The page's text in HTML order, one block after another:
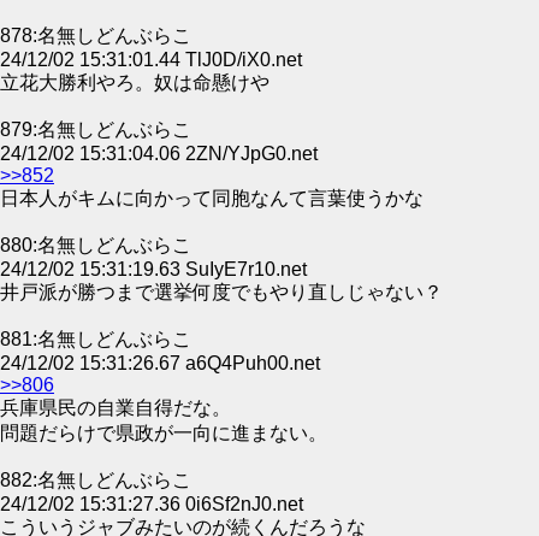
878:名無しどんぶらこ
24/12/02 15:31:01.44 TlJ0D/iX0.net
立花大勝利やろ。奴は命懸けや
879:名無しどんぶらこ
24/12/02 15:31:04.06 2ZN/YJpG0.net
>>852
日本人がキムに向かって同胞なんて言葉使うかな
880:名無しどんぶらこ
24/12/02 15:31:19.63 SuIyE7r10.net
井戸派が勝つまで選挙何度でもやり直しじゃない？
881:名無しどんぶらこ
24/12/02 15:31:26.67 a6Q4Puh00.net
>>806
兵庫県民の自業自得だな。
問題だらけで県政が一向に進まない。
882:名無しどんぶらこ
24/12/02 15:31:27.36 0i6Sf2nJ0.net
こういうジャブみたいのが続くんだろうな